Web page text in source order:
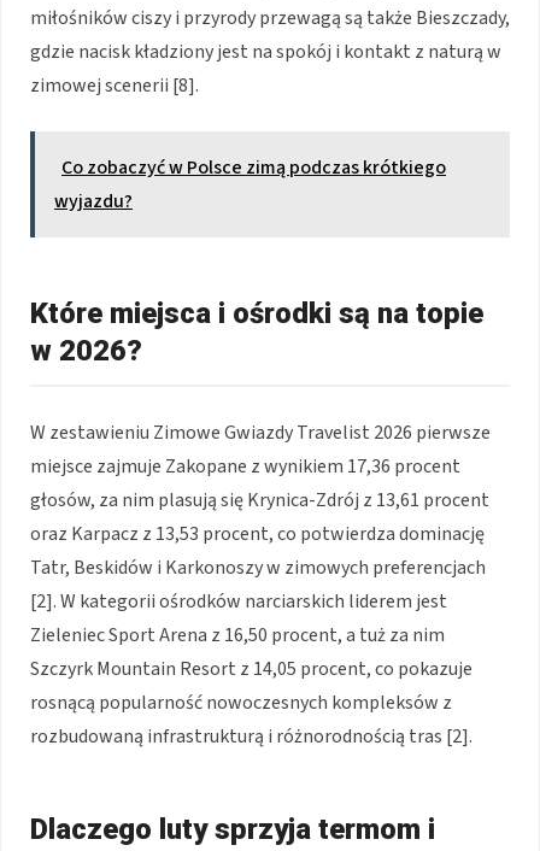
miłośników ciszy i przyrody przewagą są także Bieszczady,
gdzie nacisk kładziony jest na spokój i kontakt z naturą w
zimowej scenerii [8].
Co zobaczyć w Polsce zimą podczas krótkiego
wyjazdu?
Które miejsca i ośrodki są na topie
w 2026?
W zestawieniu Zimowe Gwiazdy Travelist 2026 pierwsze
miejsce zajmuje Zakopane z wynikiem 17,36 procent
głosów, za nim plasują się Krynica-Zdrój z 13,61 procent
oraz Karpacz z 13,53 procent, co potwierdza dominację
Tatr, Beskidów i Karkonoszy w zimowych preferencjach
[2]. W kategorii ośrodków narciarskich liderem jest
Zieleniec Sport Arena z 16,50 procent, a tuż za nim
Szczyrk Mountain Resort z 14,05 procent, co pokazuje
rosnącą popularność nowoczesnych kompleksów z
rozbudowaną infrastrukturą i różnorodnością tras [2].
Dlaczego luty sprzyja termom i